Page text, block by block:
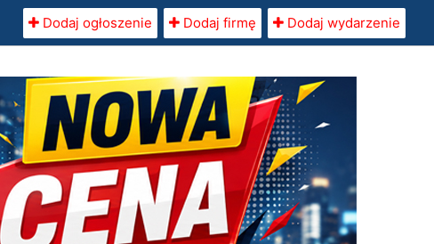
Dodaj ogłoszenie Dodaj firmę Dodaj wydarzenie